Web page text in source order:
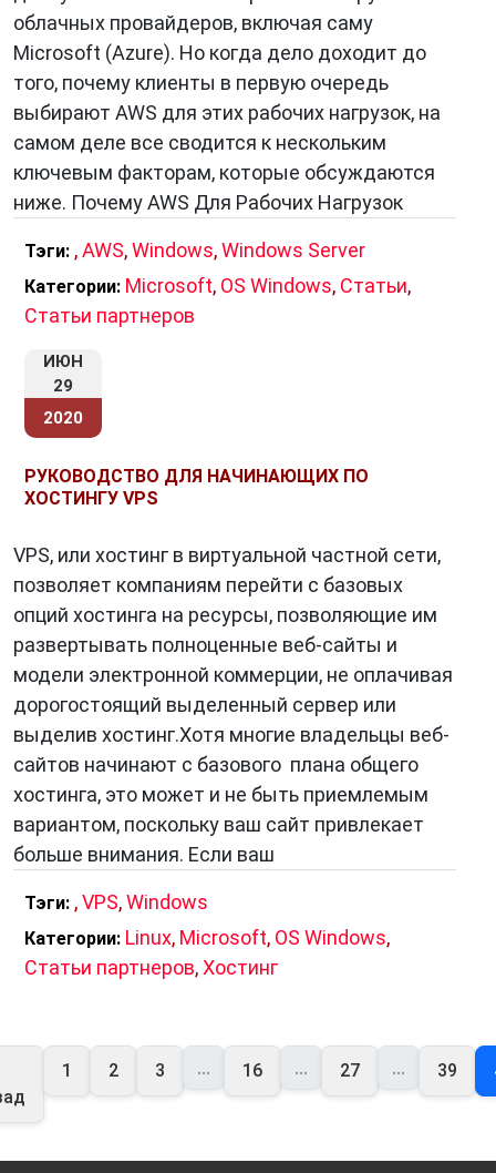
облачных провайдеров, включая саму
Microsoft (Azure). Но когда дело доходит до
того, почему клиенты в первую очередь
выбирают AWS для этих рабочих нагрузок, на
самом деле все сводится к нескольким
ключевым факторам, которые обсуждаются
ниже. Почему AWS Для Рабочих Нагрузок
Тэги: ,AWS,Windows,Windows Server
Категории: Microsoft, OS Windows, Статьи,
Статьи партнеров
ИЮН
29
2020
РУКОВОДСТВО ДЛЯ НАЧИНАЮЩИХ ПО
ХОСТИНГУ VPS
VPS, или хостинг в виртуальной частной сети,
позволяет компаниям перейти с базовых
опций хостинга на ресурсы, позволяющие им
развертывать полноценные веб-сайты и
модели электронной коммерции, не оплачивая
дорогостоящий выделенный сервер или
выделив хостинг.Хотя многие владельцы веб-
сайтов начинают с базового плана общего
хостинга, это может и не быть приемлемым
вариантом, поскольку ваш сайт привлекает
больше внимания. Если ваш
Тэги: ,VPS,Windows
Категории: Linux, Microsoft, OS Windows,
Статьи партнеров,Хостинг
1 2 3 ... 16 ... 27 ... 39